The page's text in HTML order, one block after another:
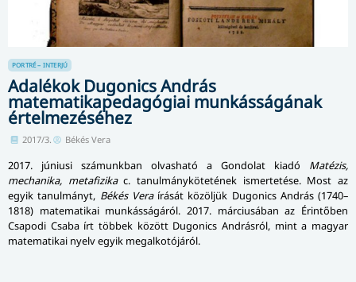
PORTRÉ – INTERJÚ
Adalékok Dugonics András
matematikapedagógiai munkásságának
értelmezéséhez
2017/3. Békés Vera
2017. júniusi számunkban olvasható a Gondolat kiadó Matézis,
mechanika, metafizikac. tanulmánykötetének ismertetése. Most az
egyik tanulmányt, Békés Veraírását közöljük Dugonics András (1740–
1818) matematikai munkásságáról. 2017. márciusában az Érintőben
Csapodi Csaba írt többek között Dugonics Andrásról, mint a magyar
matematikai nyelv egyik megalkotójáról.